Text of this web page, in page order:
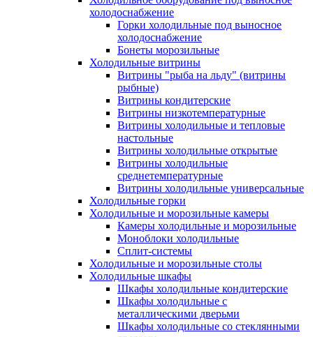
холодоснабжение
Горки холодильные под выносное
холодоснабжение
Бонеты морозильные
Холодильные витрины
Витрины "рыба на льду" (витрины
рыбные)
Витрины кондитерские
Витрины низкотемпературные
Витрины холодильные и тепловые
настольные
Витрины холодильные открытые
Витрины холодильные
среднетемпературные
Витрины холодильные универсальные
Холодильные горки
Холодильные и морозильные камеры
Камеры холодильные и морозильные
Моноблоки холодильные
Сплит-системы
Холодильные и морозильные столы
Холодильные шкафы
Шкафы холодильные кондитерские
Шкафы холодильные с
металлическими дверьми
Шкафы холодильные со стеклянными